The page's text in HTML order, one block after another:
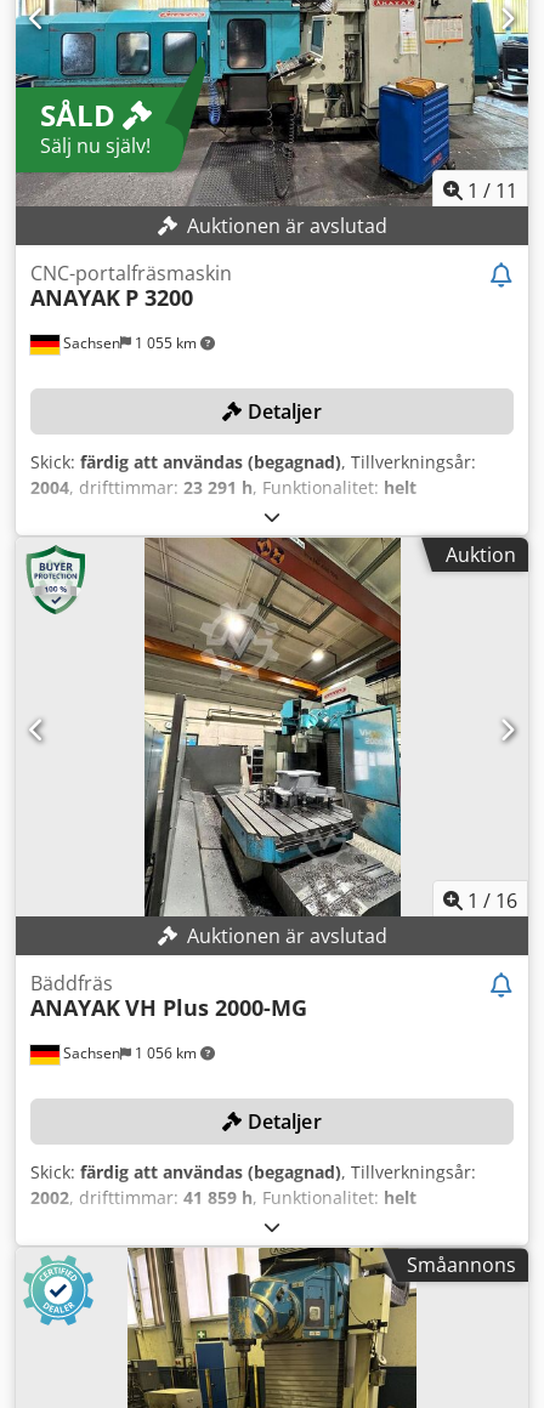
SÅLD
Sälj nu själv!
1 / 11
Auktionen är avslutad
Sachsen 1 055 km
CNC-portalfräsmaskin
ANAYAK P 3200
Detaljer
Skick: färdig att användas (begagnad), Tillverkningsår:
2004, drifttimmar: 23 291 h, Funktionalitet: helt
, rörelseavstånd X-axel:
rörelse:1 400 mm, rörelseavstånd Z-axel:750 mm,
bordlängd:
3 200 mm, bordbredd:1 400 mm
, TEKNISKA
DETALJER Rörelse X-axel: 3.200 mm Crjdpfxjy R Dn Ho
Adhef Rörelse Y-axel: 1.400 mm Rörelse Z-axel: 750 mm
Bordstorlek: 3.200 x 1.400 mm MASKINDETALJER
Styrningstyp: CNC Styrsystem: Heidenhain Drifttimmar
Spindeltid: 23.291 h Programtid: 27.807 h Påslagstid
styrsystem: 83.301 h Påslagstid maskin: 73.907 h
Auktion
1 / 16
Auktionen är avslutad
Sachsen 1 056 km
Bäddfräs
ANAYAKVH Plus 2000-MG
Detaljer
Skick: färdig att användas (begagnad), Tillverkningsår:
2002, drifttimmar: 41 859 h, Funktionalitet: helt
, rörelseavstånd X-axel:
rörelse:1 500 mm, rörelseavstånd Z-axel:1 500 mm,
styrtillverkare:Heidenhain, TEKNISKA DETALJER Crjdpoy R
Dnasfx Adhsf Rörelse X-axel: 2 000 mm Rörelse Y-axel: 1
500 mm Rörelse Z-axel: 1 500 mm Antal stationer: 90
Huvud och rundbord: 1 600 x 1 450 mm MASKINDETALJER
Styrsystem: CNC Styrning: Heidenhain Drifttimmar
Styrsystemets påslagningstid: 106 253 h Maskinens
Småannons